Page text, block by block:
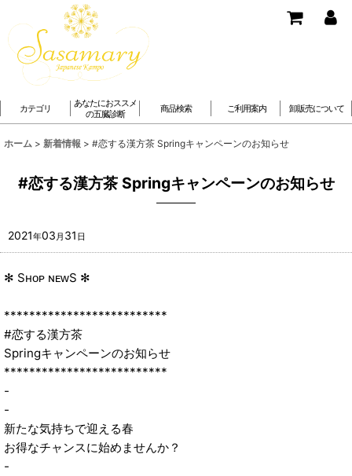
カテゴリ
あなたにおススメ
の五臓診断
商品検索 ご利用案内 卸販売について
ホーム > 新着情報 > #恋する漢方茶 Springキャンペーンのお知らせ
#恋する漢方茶 Springキャンペーンのお知らせ
2021年03 月 31 日
✻ Sʜᴏᴘ ɴᴇᴡS ✻
**************************
#恋する漢方茶
Springキャンペーンのお知らせ
**************************
-
-
新たな気持ちで迎える春
お得なチャンスに始めませんか？
-